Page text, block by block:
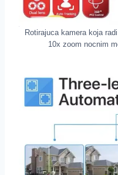
Rotirajuca kamera koja
10x zoom nocnim